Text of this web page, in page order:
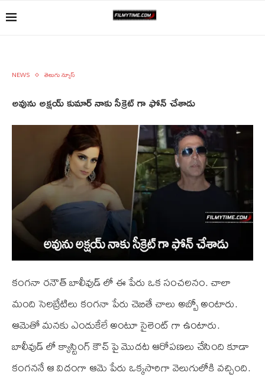
NEWS తెలుగు న్యూస్
అవును అక్షయ్ కుమార్ నాకు సీక్రెట్ గా ఫోన్ చేశాడు
కంగనా రనౌత్ బాలీవుడ్ లో ఈ పేరు ఒక సంచలనం. చాలా
మంది సెలబ్రేటిలు కంగనా పేరు చెబితే చాలు అబ్బో అంటారు.
ఆమెతో మనకు ఎందుకేలే అంటూ సైలెంట్ గా ఉంటారు.
బాలీవుడ్ లో క్యాస్టింగ్ కౌచ్ పై మొదట ఆరోపణలు చేసింది కూడా
కంగననే ఆ విదంగా ఆమె పేరు ఒక్కసారిగా వెలుగులోకి వచ్చింది.